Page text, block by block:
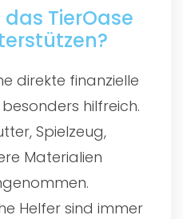
TierOase
direkte finanzielle
hilfreich.
Spielzeug,
Materialien
Helfer sind immer